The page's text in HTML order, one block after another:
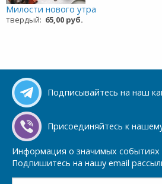
Милости нового утра
твердый: 65,00 руб.
Подписывайтесь на наш
Присоединяйтесь к
Информация о значимых событиях
Подпишитесь на нашу email